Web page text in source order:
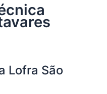
Lofra São